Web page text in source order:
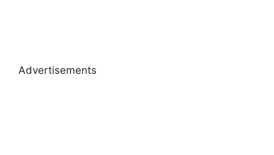
Advertisements